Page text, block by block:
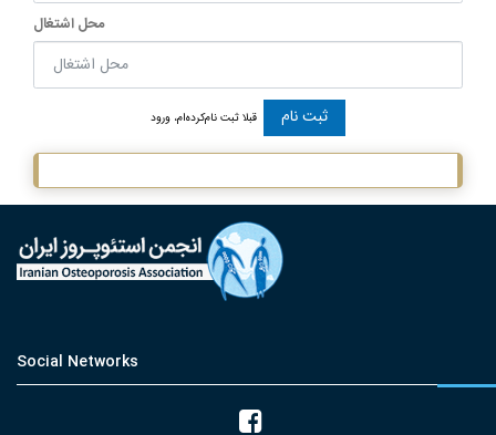
محل اشتغال
قبلا ثبت نام‌کرده‌ام، ورود
Social Networks